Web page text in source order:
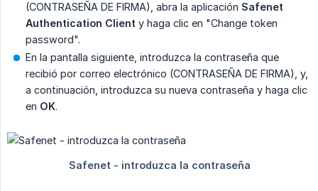
(CONTRASEÑA DE FIRMA), abra la aplicación Safenet
Authentication Client y haga clic en "Change token
password".
En la pantalla siguiente, introduzca la contraseña que
recibió por correo electrónico (CONTRASEÑA DE FIRMA), y,
a continuación, introduzca su nueva contraseña y haga clic
en OK.